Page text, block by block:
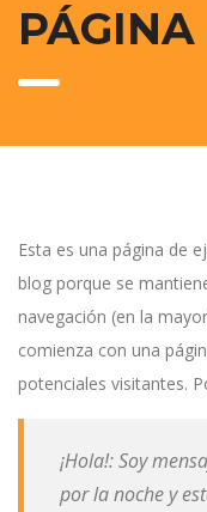
Esta es una página de
blog porque se
navegación (en la
comienza con una
potenciales visitantes.
¡Hola!: Soy
por la noche y